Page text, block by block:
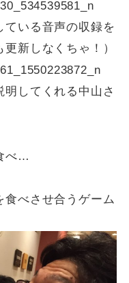
ている音声の収録を
新しなくちゃ！）
明してくれる中山さ
べ…
食べさせ合うゲーム